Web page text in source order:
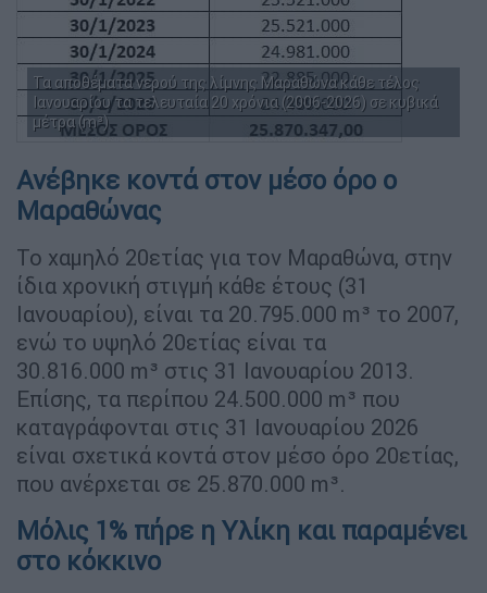
Τα αποθέματα νερού της λίμνης Μαραθώνα κάθε τέλος
Ιανουαρίου τα τελευταία 20 χρόνια (2006-2026) σε κυβικά
μέτρα (m³)
Ανέβηκε κοντά στον μέσο όρο ο
Μαραθώνας
Το χαμηλό 20ετίας για τον Μαραθώνα, στην
ίδια χρονική στιγμή κάθε έτους (31
Ιανουαρίου), είναι τα 20.795.000 m³ το 2007,
ενώ το υψηλό 20ετίας είναι τα
30.816.000 m³ στις 31 Ιανουαρίου 2013.
Επίσης, τα περίπου 24.500.000 m³ που
καταγράφονται στις 31 Ιανουαρίου 2026
είναι σχετικά κοντά στον μέσο όρο 20ετίας,
που ανέρχεται σε 25.870.000 m³.
Μόλις 1% πήρε η Υλίκη και παραμένει
στο κόκκινο